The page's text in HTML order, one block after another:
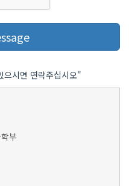
으시면 연락주십시오"
부